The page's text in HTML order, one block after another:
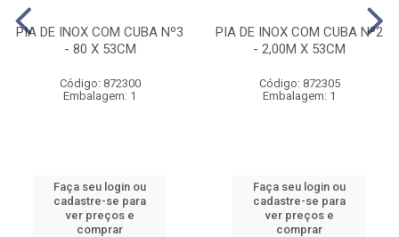
PIA DE INOX COM CUBA Nº3
- 80 X 53CM
Código: 872300
Embalagem: 1
Faça seu login ou
cadastre-se para
ver preços e
comprar
PIA DE INOX COM CUBA Nº2
- 2,00M X 53CM
Código: 872305
Embalagem: 1
Faça seu login ou
cadastre-se para
ver preços e
comprar